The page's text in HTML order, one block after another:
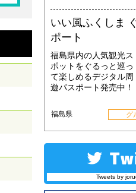
いい風ふくしま
ポート
福島県内の人気観光ス
ポットをぐるっと巡っ
て楽しめるデジタル周
遊パスポート発売中！
福島県 グ
Tweets by